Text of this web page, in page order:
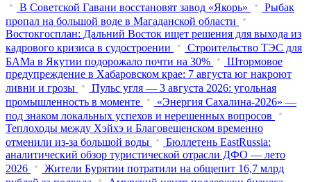
В Советской Гавани восстановят завод «Якорь»
Рыбак
пропал на большой воде в Магаданской области
Востокгосплан: Дальний Восток ищет решения для выхода из
кадрового кризиса в судостроении
Строительство ТЭС для
БАМа в Якутии подорожало почти на 30%
Штормовое
предупреждение в Хабаровском крае: 7 августа юг накроют
ливни и грозы
Пульс угля — 3 августа 2026: угольная
промышленность в моменте
«Энергия Сахалина-2026» —
под знаком локальных успехов и нерешенных вопросов
Теплоходы между Хэйхэ и Благовещенском временно
отменили из-за большой воды
Бюллетень EastRussia:
аналитический обзор туристической отрасли ДФО — лето
2026
Жители Бурятии потратили на общепит 16,7 млрд